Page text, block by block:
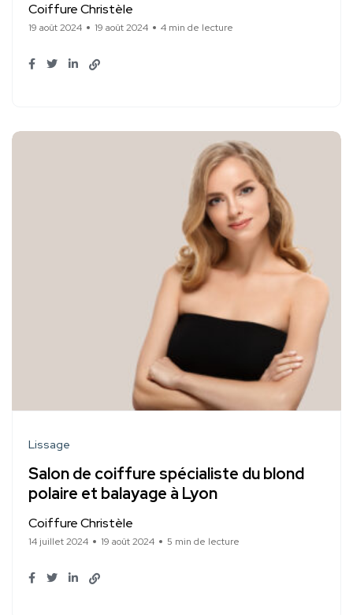
Coiffure Christèle
19 août 2024 19 août 2024 4 min de lecture
Lissage
Salon de coiffure spécialiste du blond
polaire et balayage à Lyon
Coiffure Christèle
14 juillet 2024 19 août 2024 5 min de lecture